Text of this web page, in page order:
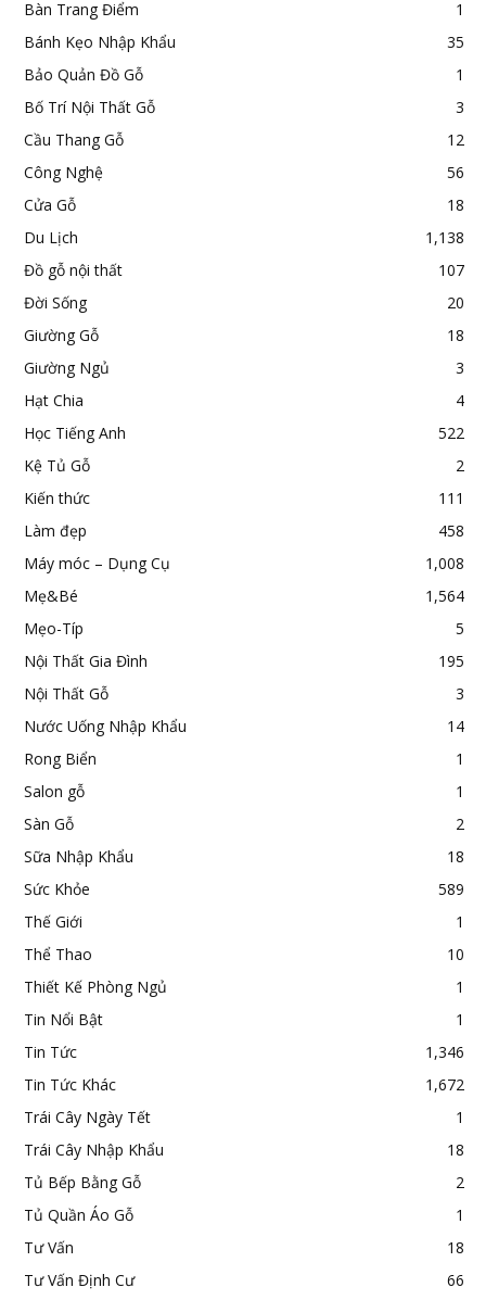
Bàn Trang Điểm
1
Bánh Kẹo Nhập Khẩu
35
Bảo Quản Đồ Gỗ
1
Bố Trí Nội Thất Gỗ
3
Cầu Thang Gỗ
12
Công Nghệ
56
Cửa Gỗ
18
Du Lịch
1,138
Đồ gỗ nội thất
107
Đời Sống
20
Giường Gỗ
18
Giường Ngủ
3
Hạt Chia
4
Học Tiếng Anh
522
Kệ Tủ Gỗ
2
Kiến thức
111
Làm đẹp
458
Máy móc – Dụng Cụ
1,008
Mẹ&Bé
1,564
Mẹo-Típ
5
Nội Thất Gia Đình
195
Nội Thất Gỗ
3
Nước Uống Nhập Khẩu
14
Rong Biển
1
Salon gỗ
1
Sàn Gỗ
2
Sữa Nhập Khẩu
18
Sức Khỏe
589
Thế Giới
1
Thể Thao
10
Thiết Kế Phòng Ngủ
1
Tin Nổi Bật
1
Tin Tức
1,346
Tin Tức Khác
1,672
Trái Cây Ngày Tết
1
Trái Cây Nhập Khẩu
18
Tủ Bếp Bằng Gỗ
2
Tủ Quần Áo Gỗ
1
Tư Vấn
18
Tư Vấn Định Cư
66